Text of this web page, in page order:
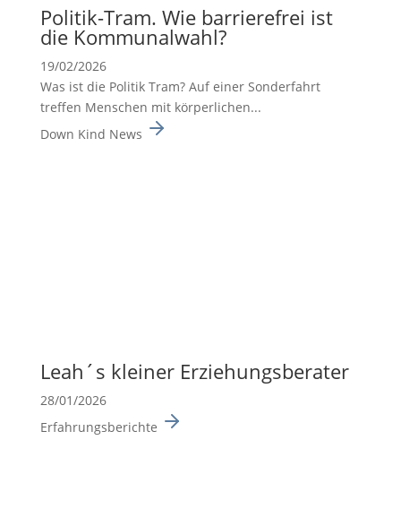
Politik-Tram. Wie barrie­re­frei ist
die Kommu­nal­wahl?
19/02/2026
Was ist die Politik Tram? Auf einer Sonderfahrt
treffen Menschen mit körperlichen...
Down Kind News
Leah´s kleiner Erzie­hungs­be­rater
28/01/2026
Erfahrungsberichte